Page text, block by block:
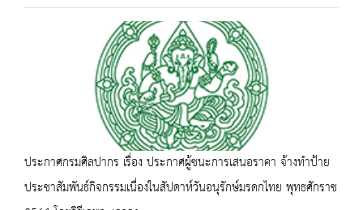
ประกาศกรมศิลปากร เรื่อง ประกาศผู้ชนะการเสนอราคา จ้างทำป้าย
ประชาสัมพันธ์กิจกรรมเนื่องในสัปดาห์วันอนุรักษ์มรดกไทย พุทธศักราช